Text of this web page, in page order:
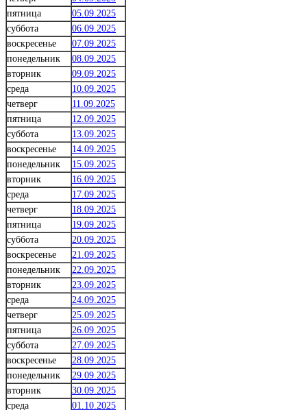
пятница
05.09.2025
суббота
06.09.2025
воскресенье
07.09.2025
понедельник
08.09.2025
вторник
09.09.2025
среда
10.09.2025
четверг
11.09.2025
пятница
12.09.2025
суббота
13.09.2025
воскресенье
14.09.2025
понедельник
15.09.2025
вторник
16.09.2025
среда
17.09.2025
четверг
18.09.2025
пятница
19.09.2025
суббота
20.09.2025
воскресенье
21.09.2025
понедельник
22.09.2025
вторник
23.09.2025
среда
24.09.2025
четверг
25.09.2025
пятница
26.09.2025
суббота
27.09.2025
воскресенье
28.09.2025
понедельник
29.09.2025
вторник
30.09.2025
среда
01.10.2025